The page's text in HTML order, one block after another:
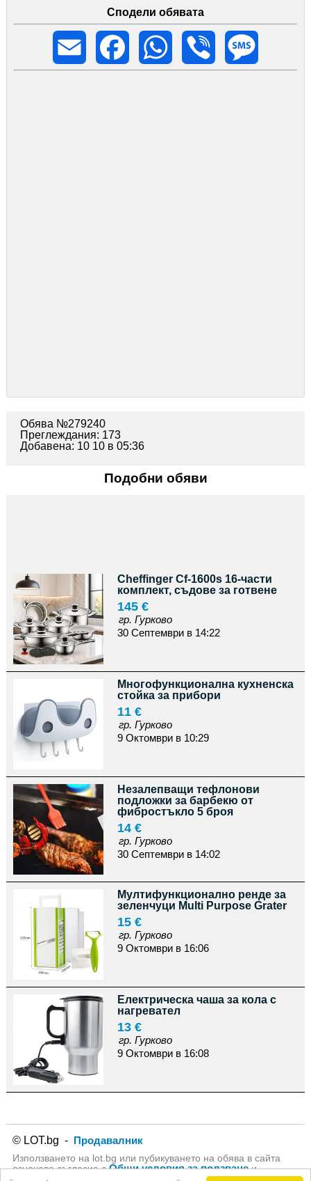
Сподели обявата
Email
Facebook WhatsApp Viber
Обява №279240
Преглеждания: 173
Добавена: 10 10 в 05:36
Подобни обяви
Cheffinger Cf-1600s 16-части
комплект, съдове за готвене
145 €
гр. Гурково
30 Септември в 14:22
Многофункционална кухненска
стойка за прибори
11 €
гр. Гурково
9 Октомври в 10:29
Незалепващи тефлонови
подложки за барбекю от
фибростъкло 5 броя
14 €
гр. Гурково
30 Септември в 14:02
Мултифункционално ренде за
зеленчуци Multi Purpose Grater
15 €
гр. Гурково
9 Октомври в 16:06
Електрическа чаша за кола с
нагревател
13 €
гр. Гурково
9 Октомври в 16:08
© LOT.bg - Продавалник
Използването на lot.bg или пубикуването на обява в сайта
означава съгласие сОбщи условия за ползванеи
Политика за личните данни на lot.bg